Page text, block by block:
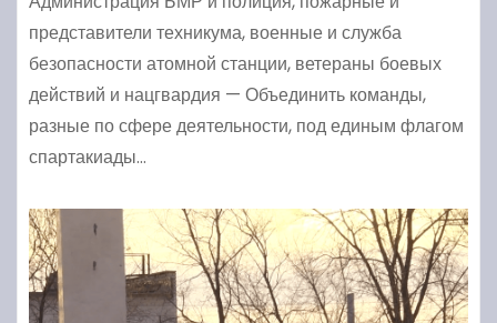
представители техникума, военные и служба
безопасности атомной станции, ветераны боевых
действий и нацгвардия — Объединить команды,
разные по сфере деятельности, под единым флагом
спартакиады…